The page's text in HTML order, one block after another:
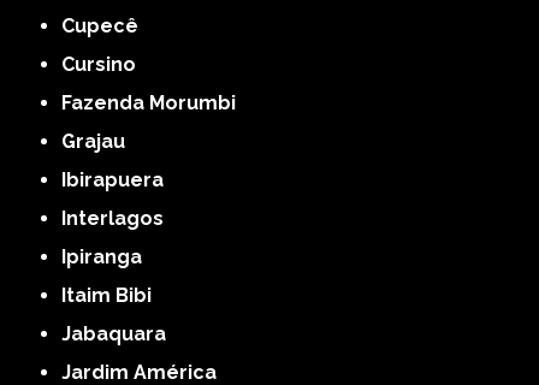
Cupecê
Cursino
Fazenda Morumbi
Grajau
Ibirapuera
Interlagos
Ipiranga
Itaim Bibi
Jabaquara
Jardim América